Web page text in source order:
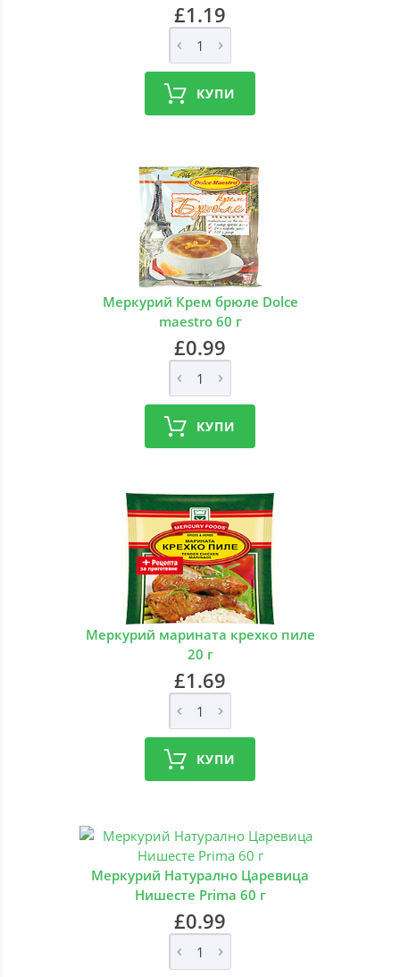
£1.19
КУПИ
Меркурий Крем брюле Dolce
maestro 60 г
£0.99
КУПИ
Меркурий марината крехко пиле
20 г
£1.69
КУПИ
Меркурий Натурално Царевица
Нишесте Prima 60 г
£0.99